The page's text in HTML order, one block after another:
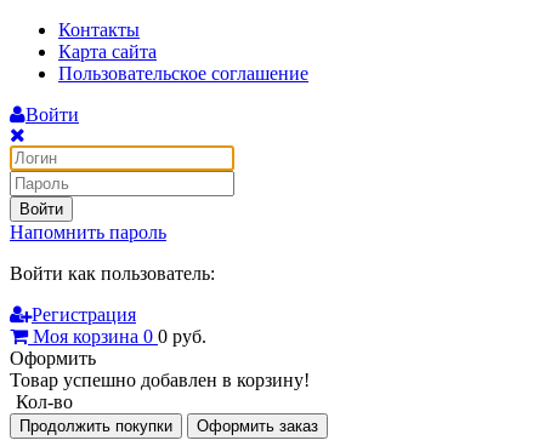
Контакты
Карта сайта
Пользовательское соглашение
Войти
Войти
Напомнить пароль
Войти как пользователь:
Регистрация
Моя корзина 0 0 руб.
Оформить
Товар успешно добавлен в корзину!
Кол-во
Продолжить покупки Оформить заказ